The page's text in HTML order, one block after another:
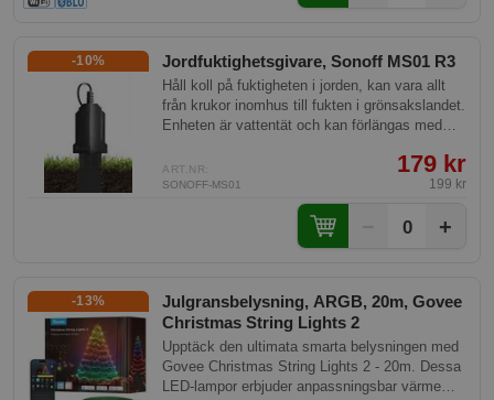
Jordfuktighetsgivare, Sonoff MS01 R3
-10%
Håll koll på fuktigheten i jorden, kan vara allt
från krukor inomhus till fukten i grönsakslandet.
Enheten är vattentät och kan förlängas med
ART.NR:
SONOFF-MS01
179 kr
199 kr
0 +
Julgransbelysning, ARGB, 20m, Govee
Christmas String Lights 2
-13%
Upptäck den ultimata smarta belysningen med
Govee Christmas String Lights 2 - 20m. Dessa
LED-lampor erbjuder anpassningsbar värme